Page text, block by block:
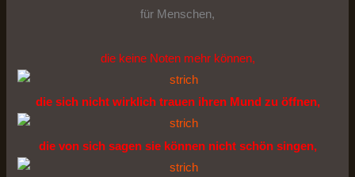
für Menschen,
die keine Noten mehr können,
die sich nicht wirklich trauen ihren Mund zu öffnen,
die von sich sagen sie können nicht schön singen,